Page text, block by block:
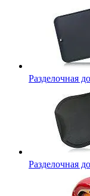
Разделочная
Разделочная